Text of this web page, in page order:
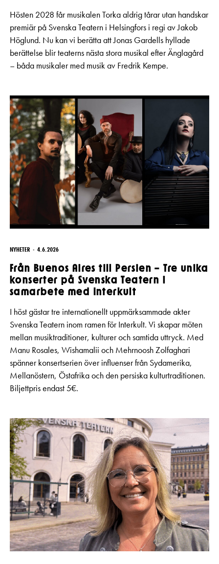
Hösten 2028 får musikalen Torka aldrig tårar utan handskar
premiär på Svenska Teatern i Helsingfors i regi av Jakob
Höglund. Nu kan vi berätta att Jonas Gardells hyllade
berättelse blir teaterns nästa stora musikal efter Änglagård
– båda musikaler med musik av Fredrik Kempe.
NYHETER 4.6.2026
Från Buenos Aires till Persien – Tre unika
konserter på Svenska Teatern i
samarbete med Interkult
I höst gästar tre internationellt uppmärksammade akter
Svenska Teatern inom ramen för Interkult. Vi skapar möten
mellan musiktraditioner, kulturer och samtida uttryck. Med
Manu Rosales, Wishamalii och Mehrnoosh Zolfaghari
spänner konsertserien över influenser från Sydamerika,
Mellanöstern, Östafrika och den persiska kulturtraditionen.
Biljettpris endast 5€.